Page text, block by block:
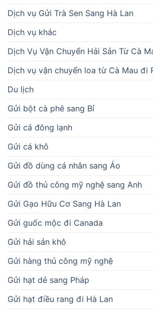
Dịch vụ Gửi Trà Sen Sang Hà Lan
Dịch vụ khác
Dịch Vụ Vận Chuyển Hải Sản Từ Cà
Dịch vụ vận chuyển loa từ Cà Mau đi
Du lịch
Gửi bột cà phê sang Bỉ
Gửi cá đông lạnh
Gửi cá khô
Gửi đồ dùng cá nhân sang Áo
Gửi đồ thủ công mỹ nghệ sang Anh
Gửi Gạo Hữu Cơ Sang Hà Lan
Gửi guốc mộc đi Canada
Gửi hải sản khô
Gửi hàng thủ công mỹ nghệ
Gửi hạt dẻ sang Pháp
Gửi hạt điều rang đi Hà Lan